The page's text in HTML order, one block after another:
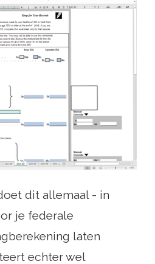
dit allemaal - in
je federale
laten
echter wel